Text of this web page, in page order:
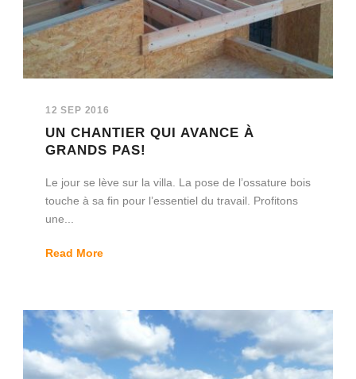
12 SEP 2016
UN CHANTIER QUI AVANCE À
GRANDS PAS!
Le jour se lève sur la villa. La pose de l’ossature bois
touche à sa fin pour l’essentiel du travail. Profitons
une...
Read More